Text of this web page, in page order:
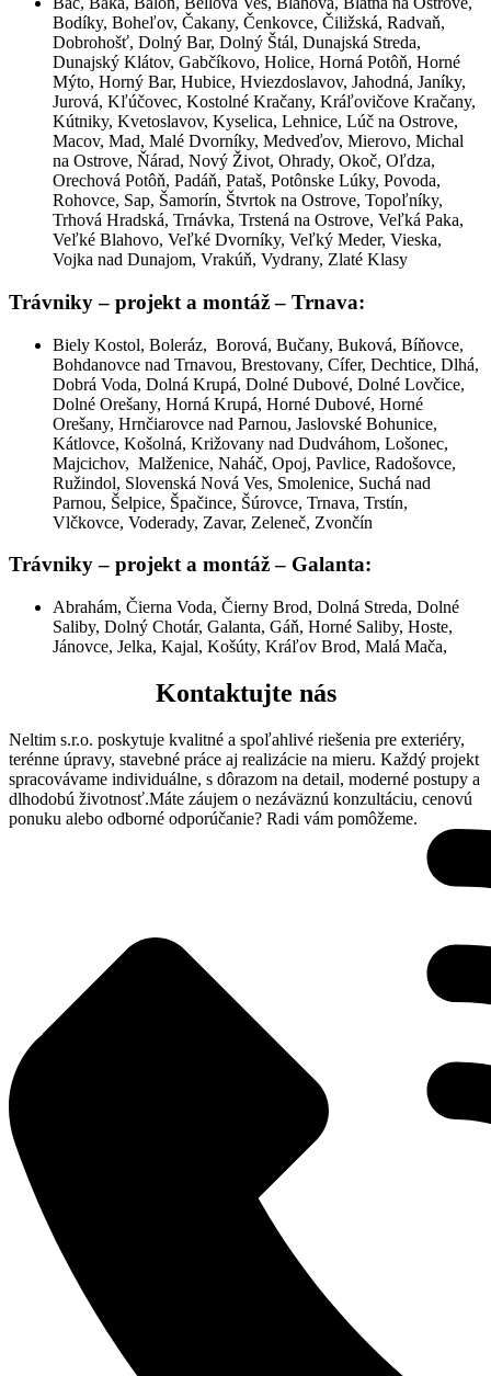
Bodíky, Boheľov, Čakany, Čenkovce, Čiližská, Radvaň,
Dobrohošť, Dolný Bar, Dolný Štál, Dunajská Streda,
Dunajský Klátov, Gabčíkovo, Holice, Horná Potôň, Horné
Mýto, Horný Bar, Hubice, Hviezdoslavov, Jahodná, Janíky,
Jurová, Kľúčovec, Kostolné Kračany, Kráľovičove Kračany,
Kútniky, Kvetoslavov, Kyselica, Lehnice, Lúč na Ostrove,
Macov, Mad, Malé Dvorníky, Medveďov, Mierovo, Michal
na Ostrove, Ňárad, Nový Život, Ohrady, Okoč, Oľdza,
Orechová Potôň, Padáň, Pataš, Potônske Lúky, Povoda,
Rohovce, Sap, Šamorín, Štvrtok na Ostrove, Topoľníky,
Trhová Hradská, Trnávka, Trstená na Ostrove, Veľká Paka,
Veľké Blahovo, Veľké Dvorníky, Veľký Meder, Vieska,
Vojka nad Dunajom, Vrakúň, Vydrany, Zlaté Klasy
Trávniky – projekt a montáž– Trnava:
Biely Kostol, Boleráz, Borová, Bučany, Buková, Bíňovce,
Bohdanovce nad Trnavou, Brestovany, Cífer, Dechtice, Dlhá,
Dobrá Voda, Dolná Krupá, Dolné Dubové, Dolné Lovčice,
Dolné Orešany, Horná Krupá, Horné Dubové, Horné
Orešany, Hrnčiarovce nad Parnou, Jaslovské Bohunice,
Kátlovce, Košolná, Križovany nad Dudváhom, Lošonec,
Majcichov, Malženice, Naháč, Opoj, Pavlice, Radošovce,
Ružindol, Slovenská Nová Ves, Smolenice, Suchá nad
Parnou, Šelpice, Špačince, Šúrovce, Trnava, Trstín,
Vlčkovce, Voderady, Zavar, Zeleneč, Zvončín
Trávniky – projekt a montáž– Galanta:
Abrahám, Čierna Voda, Čierny Brod, Dolná Streda, Dolné
Saliby, Dolný Chotár, Galanta, Gáň, Horné Saliby, Hoste,
Jánovce, Jelka, Kajal, Košúty, Kráľov Brod, Malá Mača,
Kontaktujte nás
Neltim s.r.o. poskytuje kvalitné a spoľahlivé riešenia pre exteriéry,
terénne úpravy, stavebné práce aj realizácie na mieru. Každý projekt
spracovávame individuálne, s dôrazom na detail, moderné postupy a
dlhodobú životnosť.Máte záujem o nezáväznú konzultáciu, cenovú
ponuku alebo odborné odporúčanie? Radi vám pomôžeme.